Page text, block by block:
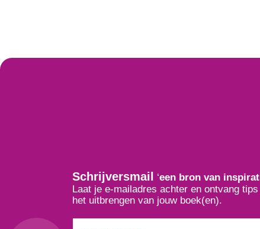
Schrijversmail ‘een bron van
Laat je e-mailadres achter en ontvang
het uitbrengen van jouw boek(en).